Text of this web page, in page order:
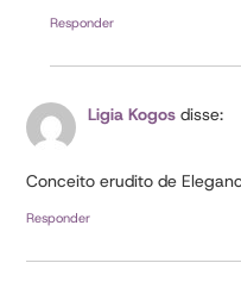
Responder
Ligia Kogos disse:
Conceito erudito de
Responder